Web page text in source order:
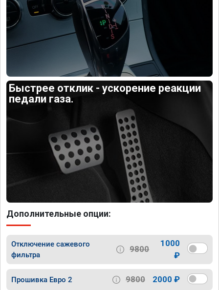
Быстрее отклик - ускорение реакции
педали газа.
Дополнительные опции:
Отключение сажевого
фильтра
9800
1000
₽
Прошивка Евро 2 9800 2000 ₽